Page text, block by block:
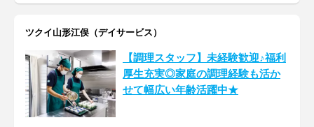
ツクイ山形江俣（デイサービス）
【調理スタッフ】未経験歓迎♪福利
厚生充実◎家庭の調理経験も活か
せて幅広い年齢活躍中★